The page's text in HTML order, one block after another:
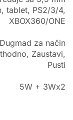
tablet, PS2/3/4,
XBOX360/ONE
za način
Zaustavi,
Pusti
5W + 3Wx2